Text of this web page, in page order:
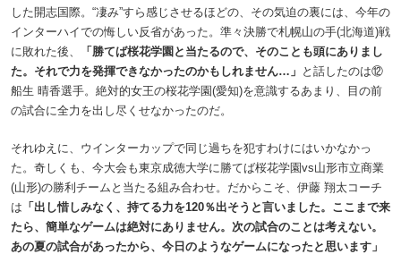
した開志国際。“凄み”すら感じさせるほどの、その気迫の裏には、今年の
インターハイでの悔しい反省があった。準々決勝で札幌山の手(北海道)戦
に敗れた後、
「勝てば桜花学園と当たるので、そのことも頭にありまし
た。それで力を発揮できなかったのかもしれません…」 と話したのは⑫
船生 晴香選手。絶対的女王の桜花学園(愛知)を意識するあまり、目の前
の試合に全力を出し尽くせなかったのだ。
それゆえに、ウインターカップで同じ過ちを犯すわけにはいかなかっ
た。奇しくも、今大会も東京成徳大学に勝てば桜花学園vs山形市立商業
(山形)の勝利チームと当たる組み合わせ。だからこそ、伊藤 翔太コーチ
は 「出し惜しみなく、持てる力を120％出そうと言いました。ここまで来
たら、簡単なゲームは絶対にありません。次の試合のことは考えない。
あの夏の試合があったから、今日のようなゲームになったと思います」